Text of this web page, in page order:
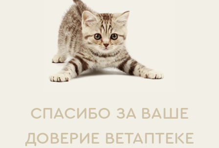
СПАСИБО ЗА ВАШЕ
ДОВЕРИЕ ВЕТАПТЕКЕ